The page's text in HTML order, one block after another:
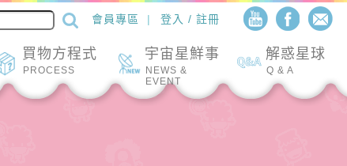
會員專區 登入 / 註冊
解惑星球
Q & A
宇宙星鮮事
NEWS &
EVENT
買物方程式
PROCESS